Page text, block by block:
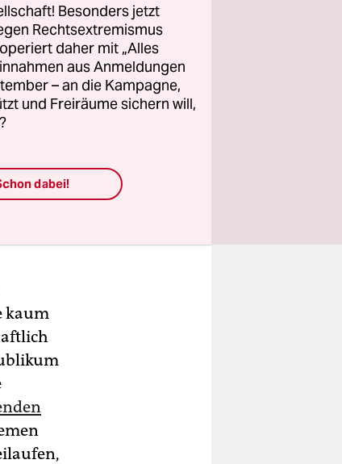
kaum
Besonders jetzt
Rechtsextremismus
daher mit „Alles
aus Anmeldungen
– an die Kampagne,
und Freiräume sichern will,
dabei!